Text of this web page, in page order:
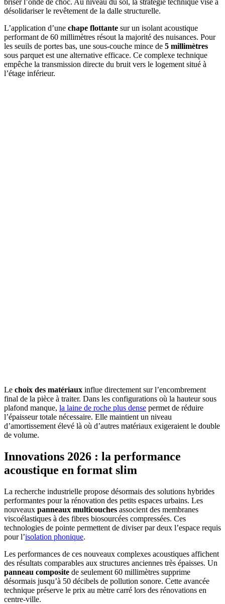
briser l’onde de choc. Au niveau du sol, la stratégie technique vise à
désolidariser le revêtement de la dalle structurelle.
L’application d’une chape flottante sur un isolant acoustique
performant de 60 millimètres résout la majorité des nuisances. Pour
les seuils de portes bas, une sous-couche mince de 5 millimètres
sous parquet est une alternative efficace. Ce complexe technique
empêche la transmission directe du bruit vers le logement situé à
l’étage inférieur.
Le choix des matériaux influe directement sur l’encombrement
final de la pièce à traiter. Dans les configurations où la hauteur sous
plafond manque, la laine de roche plus dense permet de réduire
l’épaisseur totale nécessaire. Elle maintient un niveau
d’amortissement élevé là où d’autres matériaux exigeraient le double
de volume.
Innovations 2026 : la performance
acoustique en format slim
La recherche industrielle propose désormais des solutions hybrides
performantes pour la rénovation des petits espaces urbains. Les
nouveaux panneaux multicouches associent des membranes
viscoélastiques à des fibres biosourcées compressées. Ces
technologies de pointe permettent de diviser par deux l’espace requis
pour l’isolation phonique.
Les performances de ces nouveaux complexes acoustiques affichent
des résultats comparables aux structures anciennes très épaisses. Un
panneau composite de seulement 60 millimètres supprime
désormais jusqu’à 50 décibels de pollution sonore. Cette avancée
technique préserve le prix au mètre carré lors des rénovations en
centre-ville.